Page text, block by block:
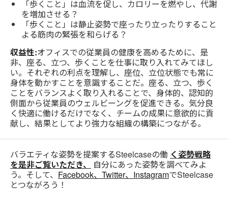
「歩くこと」は血流を促し、カロリーを燃やし、代謝
を増加させる？
「歩くこと」は静止姿勢で座ったり立ったりすること
よる筋肉の緊張を和らげる？
収益性:オフィスでの従業員の健康を高めるために、是
非、座る、立つ、歩くことを仕事に取り入れてみてほし
い。それぞれの利点を理解し、座位、立位状態でも常に
身体を動かすことを意識することだ。座る、立つ、歩く
ことをバランスよく取り入れることで、身体的、認知的
側面から従業員のウェルビーングを促進できる。気分良
く快適に働けるだけでなく、チームの成果に意欲的に貢
献し、結果としてより強力な組織の構築につながる。
バラエティな姿勢を提案するSteelcaseの働 く姿勢戦略
を是非ご覧いただき、
自分にあった姿勢を調べてみよ
う。そして、 Facebook、 Twitter、 InstagramでSteelcase
とつながろう！